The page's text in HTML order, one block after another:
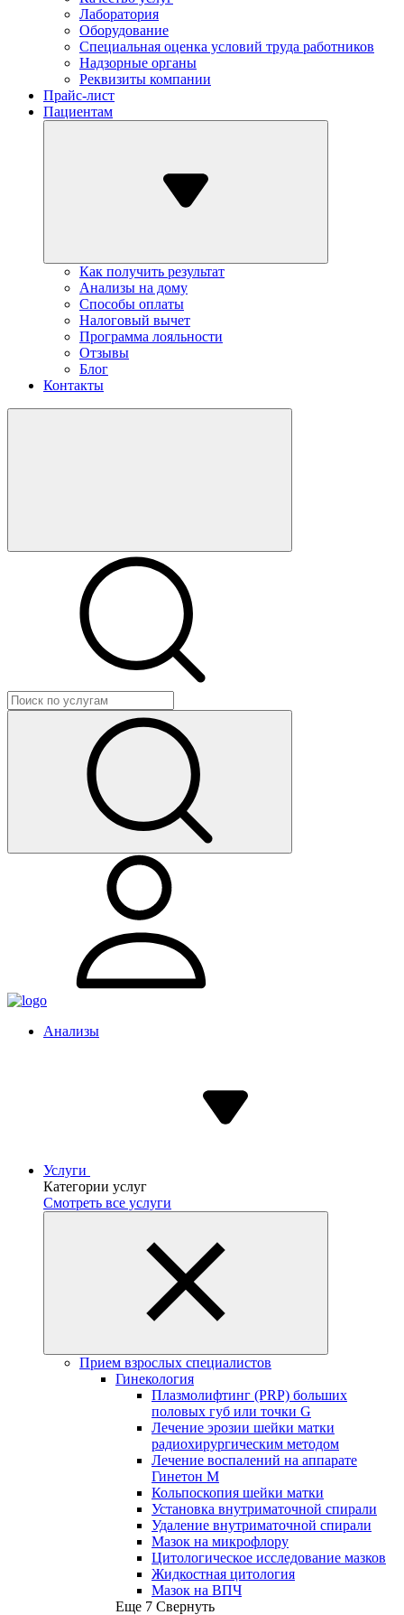
Лаборатория
Оборудование
Специальная оценка условий труда работников
Надзорные органы
Реквизиты компании
Прайс-лист
Пациентам
Как получить результат
Анализы на дому
Способы оплаты
Налоговый вычет
Программа лояльности
Отзывы
Блог
Контакты
Анализы
Услуги
Категории услуг
Смотреть все услуги
Прием взрослых специалистов
Гинекология
Плазмолифтинг (PRP) больших
половых губ или точки G
Лечение эрозии шейки матки
радиохирургическим методом
Лечение воспалений на аппарате
Гинетон М
Кольпоскопия шейки матки
Установка внутриматочной спирали
Удаление внутриматочной спирали
Мазок на микрофлору
Цитологическое исследование мазков
Жидкостная цитология
Мазок на ВПЧ
Еще 7 Свернуть